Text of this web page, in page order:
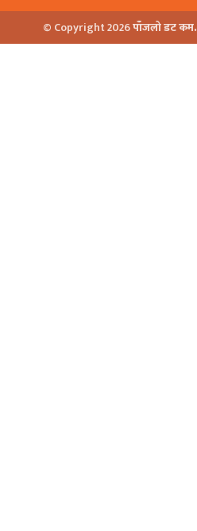
© Copyright 2026पाँजलो डट कम.